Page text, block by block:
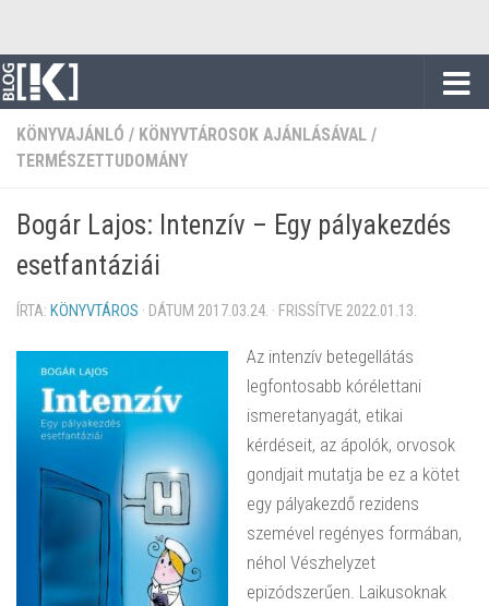
KÖNYVAJÁNLÓ / KÖNYVTÁROSOK AJÁNLÁSÁVAL /
TERMÉSZETTUDOMÁNY
Bogár Lajos: Intenzív – Egy pályakezdés
esetfantáziái
ÍRTA: KÖNYVTÁROS · DÁTUM 2017.03.24. · FRISSÍTVE 2022.01.13.
Az intenzív betegellátás
legfontosabb kórélettani
ismeretanyagát, etikai
kérdéseit, az ápolók, orvosok
gondjait mutatja be ez a kötet
egy pályakezdő rezidens
szemével regényes formában,
néhol Vészhelyzet
epizódszerűen. Laikusoknak